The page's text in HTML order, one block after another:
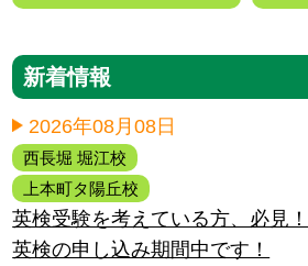
新着情報
2026年08月08日
西長堀 堀江校
上本町タ陽丘校
英検受験を考えている方、必見
英検の申し込み期間中です！